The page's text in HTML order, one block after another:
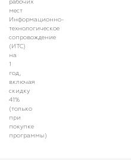
рабочих
мест
Информационно-
технологическое
сопровождение
(ИТС)
на
1
год,
включая
скидку
41%
(только
при
покупке
программы)